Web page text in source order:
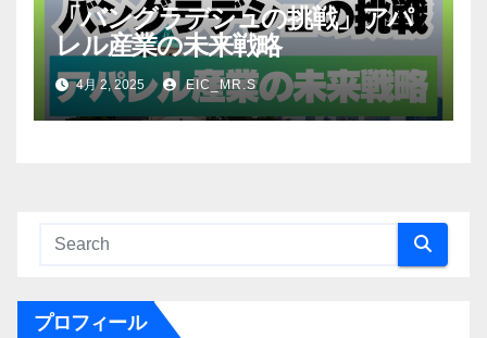
「バングラデシュの挑戦」アパ
レル産業の未来戦略
4月 2, 2025 EIC_MR.S
プロフィール